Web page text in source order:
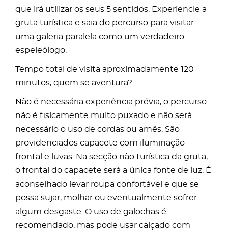
que irá utilizar os seus 5 sentidos. Experiencie a
gruta turística e saia do percurso para visitar
uma galeria paralela como um verdadeiro
espeleólogo.
Tempo total de visita aproximadamente 120
minutos, quem se aventura?
Não é necessária experiência prévia, o percurso
não é fisicamente muito puxado e não será
necessário o uso de cordas ou arnês. São
providenciados capacete com iluminação
frontal e luvas. Na secção não turística da gruta,
o frontal do capacete será a única fonte de luz. É
aconselhado levar roupa confortável e que se
possa sujar, molhar ou eventualmente sofrer
algum desgaste. O uso de galochas é
recomendado, mas pode usar calçado com